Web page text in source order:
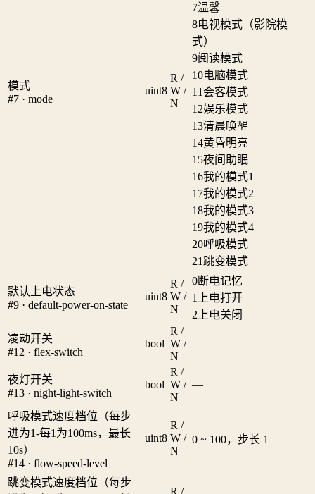
模式
#7 · mode
uint8
R /
W /
N
7温馨
8电视模式（影院模
式）
9阅读模式
10电脑模式
11 会客模式
12娱乐模式
13清晨唤醒
14黄昏明亮
15夜间助眠
16我的模式1
17我的模式2
18我的模式3
19我的模式4
20呼吸模式
21 跳变模式
默认上电状态
#9 · default-power-on-state
uint8
R /
W /
N
0断电记忆
1
上电打开
2 上电关闭
凌动开关
#12 · flex-switch
bool
R /
W /
N
—
夜灯开关
#13 · night-light-switch
bool
R /
W /
N
—
呼吸模式速度档位（每步
进为1-每1为100ms，最长
10s）
#14 · flow-speed-level
uint8
R /
W /
N
0 ~ 100，步长 1
跳变模式速度档位（每步
R /